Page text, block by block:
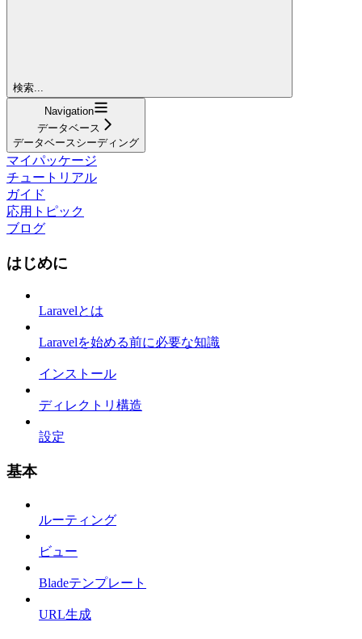
検索...
Navigation
データベース
データベースシーディング
マイパッケージ
チュートリアル
ガイド
応用トピック
ブログ
はじめに
Laravelとは
Laravelを始める前に必要な知識
インストール
ディレクトリ構造
設定
基本
ルーティング
ビュー
Bladeテンプレート
URL生成